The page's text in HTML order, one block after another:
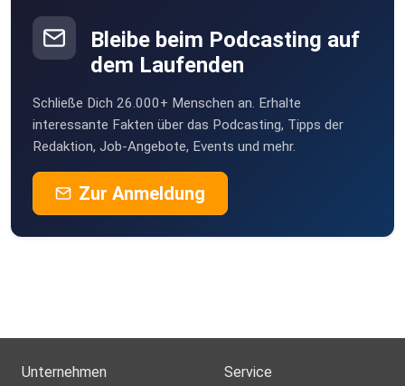
Bleibe beim Podcasting auf
dem Laufenden
Schließe Dich 26.000+ Menschen an. Erhalte
interessante Fakten über das Podcasting, Tipps der
Redaktion, Job-Angebote, Events und mehr.
Zur Anmeldung
Unternehmen Service